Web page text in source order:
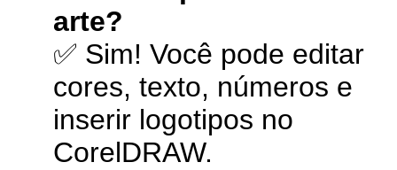
arte?
✅ Sim! Você pode editar
cores, texto, números e
inserir logotipos no
CorelDRAW.